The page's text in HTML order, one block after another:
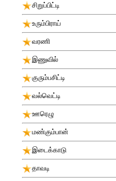
சிறுப்பிட்டி
உரும்பிராய்
வரணி
இணுவில்
குரும்பசிட்டி
வல்வெட்டி
ஊரெழு
மண்கும்பான்
இடைக்காடு
தாவடி